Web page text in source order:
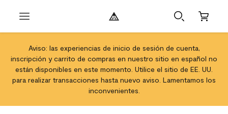
Aviso: las experiencias de inicio de sesión de cuenta,
inscripción y carrito de compras en nuestro sitio en español no
están disponibles en este momento. Utilice el sitio de EE. UU.
para realizar transacciones hasta nuevo aviso. Lamentamos los
inconvenientes.